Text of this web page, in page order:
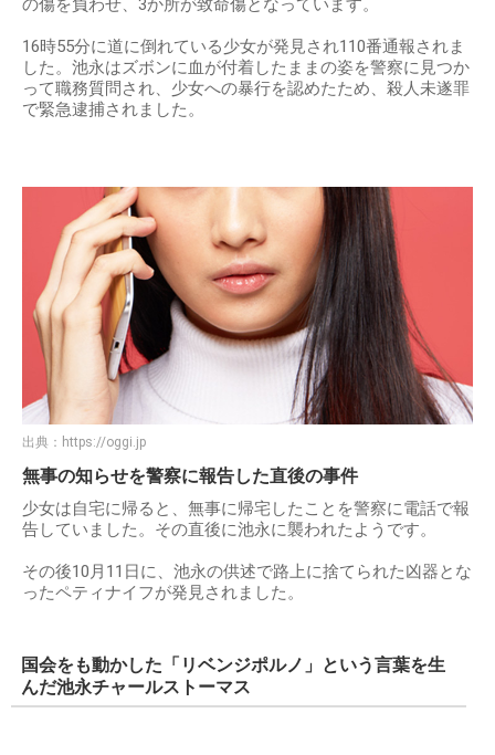
の傷を負わせ、3か所が致命傷となっています。
16時55分に道に倒れている少女が発見され110番通報されま
した。池永はズボンに血が付着したままの姿を警察に見つか
って職務質問され、少女への暴行を認めたため、殺人未遂罪
で緊急逮捕されました。
出典： https://oggi.jp
無事の知らせを警察に報告した直後の事件
少女は自宅に帰ると、無事に帰宅したことを警察に電話で報
告していました。その直後に池永に襲われたようです。
その後10月11日に、池永の供述で路上に捨てられた凶器とな
ったペティナイフが発見されました。
国会をも動かした「リベンジポルノ」という言葉を生
んだ池永チャールストーマス